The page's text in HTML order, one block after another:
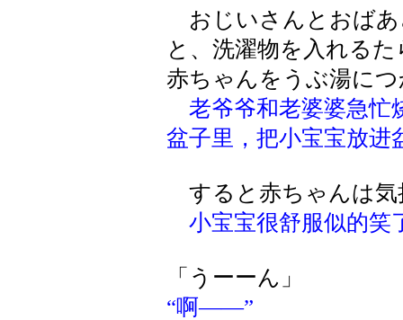
おじいさんとおばあ
と、洗濯物を入れる
赤ちゃんをうぶ湯に
老爷爷和老婆婆急忙
盆子里，把小宝宝放进
すると赤ちゃんは気
小宝宝很舒服似的笑
「うーーん」
“啊——”